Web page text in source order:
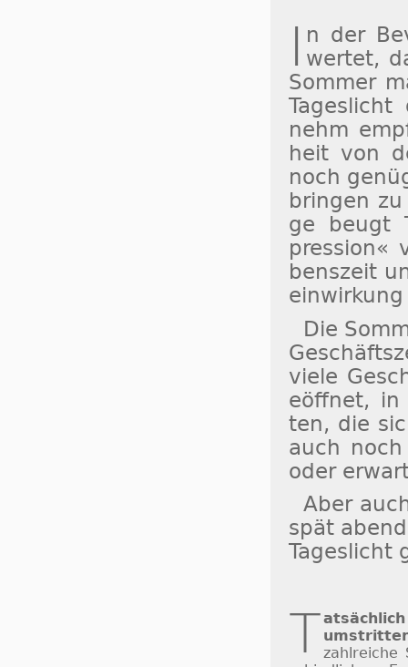
I n der
wertet,
Som­mer
nehm
heit von
noch
brin­gen
ge beugt
bens­zeit
Die
vie­le
eöff­net, in
ten, die
auch
oder
Aber
spät
Ta­ges­licht
T